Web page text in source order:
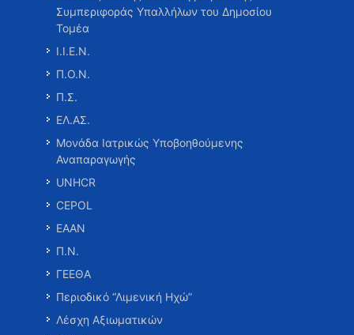
Συμπεριφοράς Υπαλλήλων του Δημοσίου
Τομέα
Ι.Ι.Ε.Ν.
Π.Ο.Ν.
Π.Σ.
ΕΛ.ΑΣ.
Μονάδα Ιατρικώς Υποβοηθούμενης
Αναπαραγωγής
UNHCR
CEPOL
ΕΑΑΝ
Π.Ν.
ΓΕΕΘΑ
Περιοδικό “Λιμενική Ηχώ”
Λέσχη Αξιωματικών